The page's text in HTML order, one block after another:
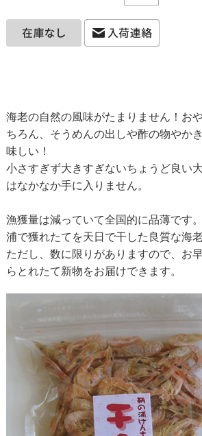
海老の自然の風味がたまりません！お
ちろん、そうめんの出しや酢の物やか
味しい！
小さすぎず大きすぎないちょうど良い
はなかなか手に入りません。
漁獲量は減っていて全国的に品薄です
浦で獲れたてを天日で干した良質な海老
ただし、数に限りがありますので、お
らとれたて新物をお届けできます。